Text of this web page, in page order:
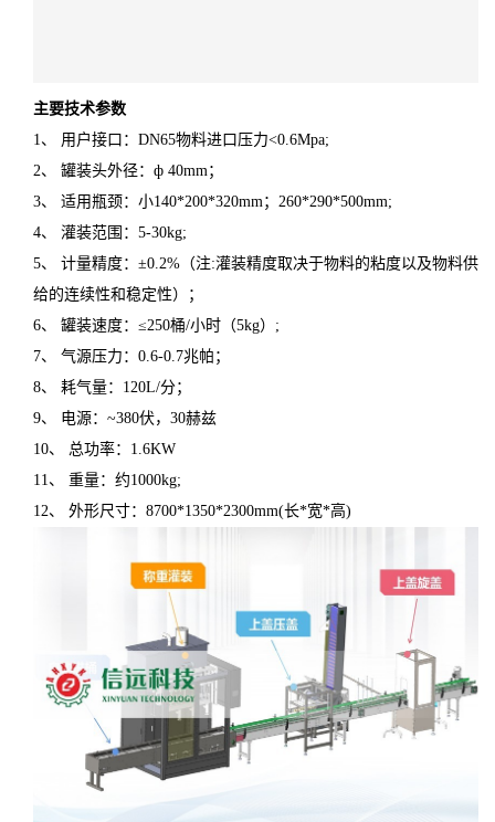
主要技术参数
1、 用户接口：DN65物料进口压力<0.6Mpa;
2、 罐装头外径：ф 40mm；
3、 适用瓶颈：小140*200*320mm；260*290*500mm;
4、 灌装范围：5-30kg;
5、 计量精度：±0.2%（注:灌装精度取决于物料的粘度以及物料供
给的连续性和稳定性）；
6、 罐装速度：≤250桶/小时（5kg）;
7、 气源压力：0.6-0.7兆帕；
8、 耗气量：120L/分；
9、 电源：~380伏，30赫兹
10、 总功率：1.6KW
11、 重量：约1000kg;
12、 外形尺寸：8700*1350*2300mm(长*宽*高)